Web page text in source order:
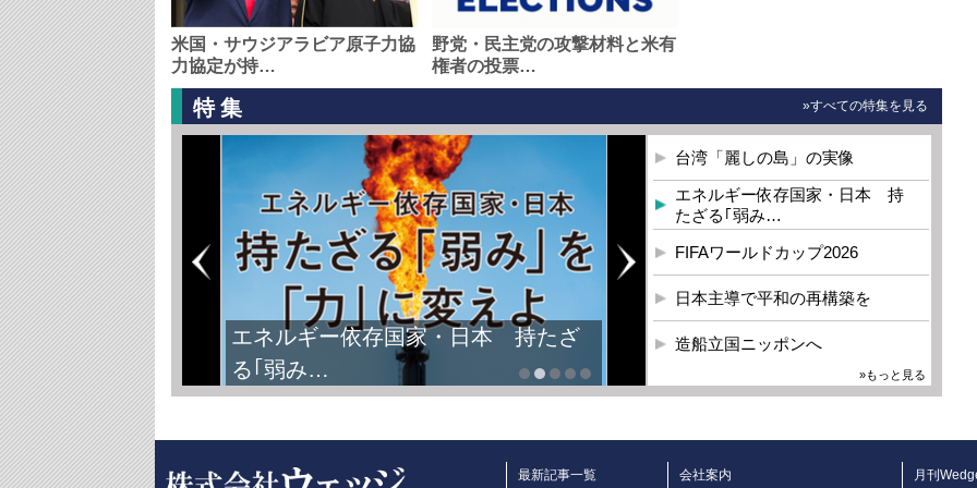
米国・サウジアラビア原子力協
力協定が持…
野党・民主党の攻撃材料と米有
権者の投票…
特集 »すべての特集を見る
エネルギー依存国家・日本 持たざ
る｢弱み…
台湾「麗しの島」の実像
エネルギー依存国家・日本 持
たざる｢弱み…
FIFAワールドカップ2026
日本主導で平和の再構築を
造船立国ニッポンへ
»もっと見る
最新記事一覧 会社案内 月刊